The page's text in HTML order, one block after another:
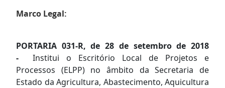
Marco Legal:
PORTARIA 031-R, de 28 de setembro de 2018
-
Institui o Escritório Local de Projetos e
Processos (ELPP) no âmbito da Secretaria de
Estado da Agricultura, Abastecimento, Aquicultura